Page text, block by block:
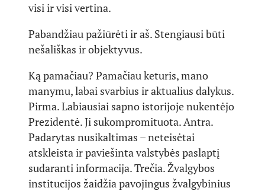
visi ir visi vertina.
Pabandžiau pažiūrėti ir aš. Stengiausi būti
nešališkas ir objektyvus.
Ką pamačiau? Pamačiau keturis, mano
manymu, labai svarbius ir aktualius dalykus.
Pirma. Labiausiai sapno istorijoje nukentėjo
Prezidentė. Ji sukompromituota. Antra.
Padarytas nusikaltimas – neteisėtai
atskleista ir paviešinta valstybės paslaptį
sudaranti informacija. Trečia. Žvalgybos
institucijos žaidžia pavojingus žvalgybinius